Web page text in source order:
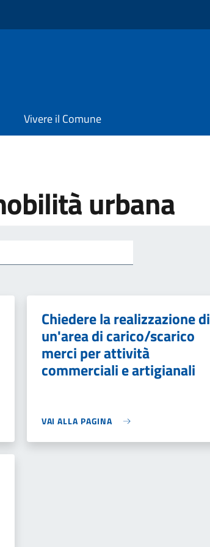
Vivere il Comune
urbana
Chiedere la realizzazione di
un'area di carico/scarico
merci per attività
commerciali e artigianali
VAI ALLA PAGINA